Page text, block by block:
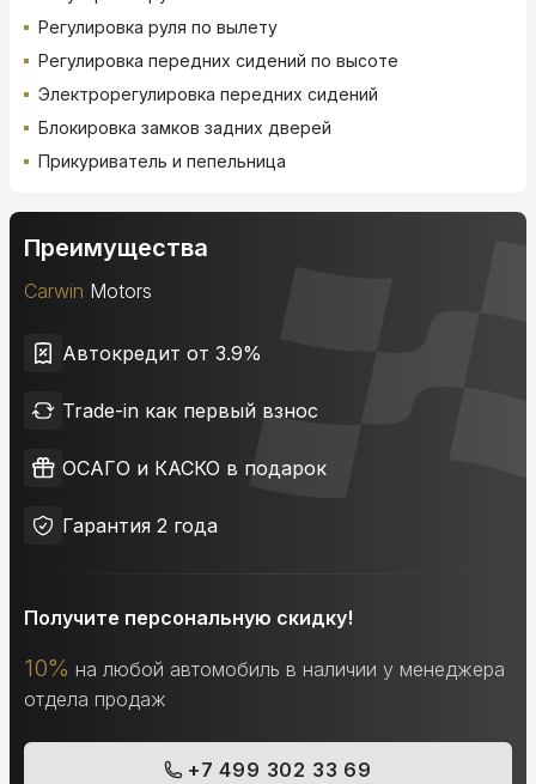
Регулировка руля по вылету
Регулировка передних сидений по высоте
Электрорегулировка передних сидений
Блокировка замков задних дверей
Прикуриватель и пепельница
Преимущества
Carwin Motors
Автокредит от 3.9%
Trade-in как первый взнос
ОСАГО и КАСКО в подарок
Гарантия 2 года
Получите персональную скидку!
10% на любой автомобиль в наличии у менеджера
отдела продаж
+7 499 302 33 69